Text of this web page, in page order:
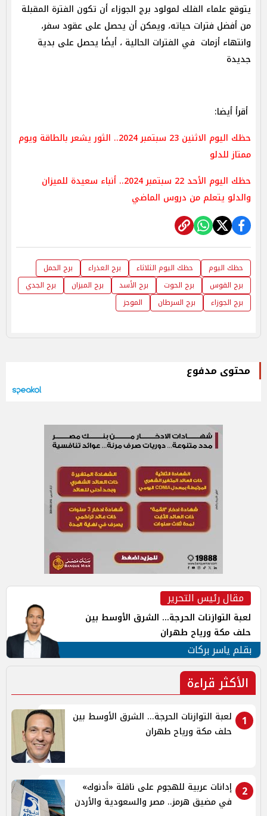
يتوقع علماء الفلك لمولود برج الجوزاء أن تكون الفترة المقبلة
من أفضل فترات حياته، ويمكن أن يحصل على عقود سفر،
وانتهاء أزمات في الفترات الحالية ، أيضًا يحصل على بدية
جديدة
أقرأ أيضا:
حظك اليوم الاثنين 23 سبتمبر 2024.. الثور يشعر بالطاقة ويوم
ممتاز للدلو
حظك اليوم الأحد 22 سبتمبر 2024.. أنباء سعيدة للميزان
والدلو يتعلم من دروس الماضي
حظك اليوم حظك اليوم الثلاثاء برج العذراء
برج الحمل
برج القوس
برج الحوت برج الأسد برج الميزان
برج الجدي
برج الجوزاء
برج السرطان الموجز
محتوى مدفوع
مقال رئيس التحرير
لعبة التوازنات الحرجة... الشرق الأوسط بين
حلف مكة ورياح طهران
بقلم ياسر بركات
الأكثر قراءة
1
لعبة التوازنات الحرجة... الشرق الأوسط بين
حلف مكة ورياح طهران
2
إدانات عربية للهجوم على ناقلة «أدنوك»
في مضيق هرمز.. مصر والسعودية والأردن